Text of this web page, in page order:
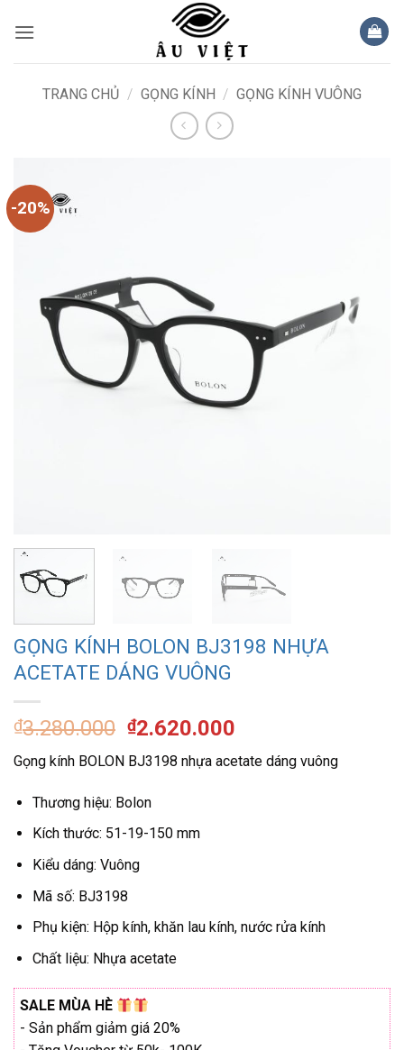
qua
TRANG CHỦ / GỌNG KÍNH / GỌNG KÍNH VUÔNG
-20%
GỌNG KÍNH BOLON BJ3198 NHỰA
ACETATE DÁNG VUÔNG
₫3.280.000 Giá
gốc
là:
₫3.280.000.
₫2.620.000
hiện
tại
Gọng kính BOLON BJ3198 nhựa acetate dáng vuông
Thương hiệu: Bolon
Kích thước: 51-19-150 mm
Kiểu dáng: Vuông
Mã số: BJ3198
Phụ kiện: Hộp kính, khăn lau kính, nước rửa kính
Chất liệu: Nhựa acetate
SALE MÙA HÈ
- Sản phẩm giảm giá 20%